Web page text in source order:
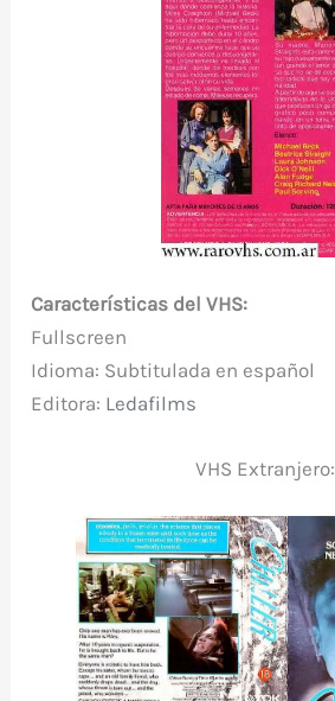
Características del VHS:
Fullscreen
Idioma: Subtitulada en español
Editora: Ledafilms
VHS Extranjero: